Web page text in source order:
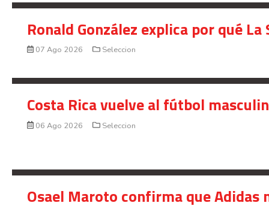
Ronald González explica por qué
07 Ago 2026 Seleccion
Costa Rica vuelve al fútbol
06 Ago 2026 Seleccion
Osael Maroto confirma que Adidas